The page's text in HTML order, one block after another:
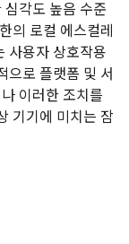
각도 높음 수준
의 로컬 에스컬레
사용자 상호작용
으로 플랫폼 및 서
이러한 조치를
기기에 미치는 잠